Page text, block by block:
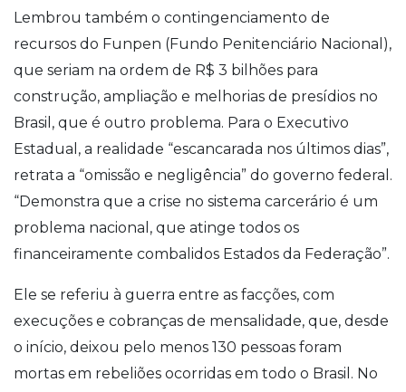
Lembrou também o contingenciamento de
recursos do Funpen (Fundo Penitenciário Nacional),
que seriam na ordem de R$ 3 bilhões para
construção, ampliação e melhorias de presídios no
Brasil, que é outro problema. Para o Executivo
Estadual, a realidade “escancarada nos últimos dias”,
retrata a “omissão e negligência” do governo federal.
“Demonstra que a crise no sistema carcerário é um
problema nacional, que atinge todos os
financeiramente combalidos Estados da Federação”.
Ele se referiu à guerra entre as facções, com
execuções e cobranças de mensalidade, que, desde
o início, deixou pelo menos 130 pessoas foram
mortas em rebeliões ocorridas em todo o Brasil. No